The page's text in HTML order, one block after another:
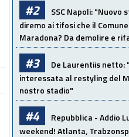
#2
SSC Napoli: "Nuovo
diremo ai tifosi che il
Maradona? Da demolire e
#3
De Laurentiis netto:
interessata al restyling del
nostro stadio"
#4
Repubblica - Addio
weekend! Atlanta,